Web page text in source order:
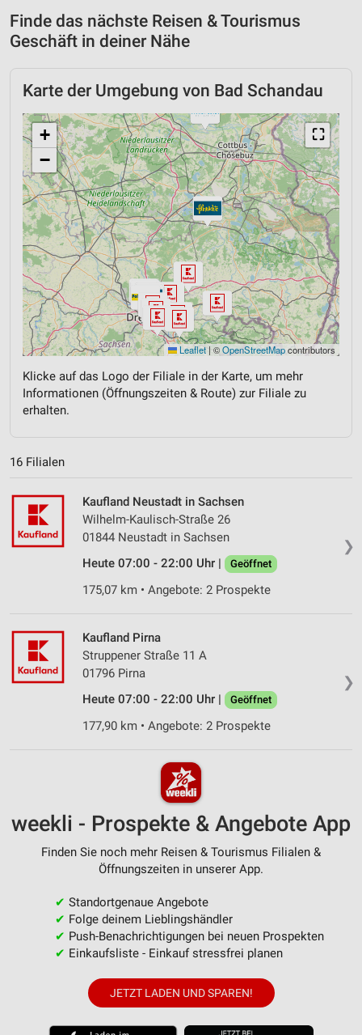
Finde das nächste Reisen & Tourismus
Geschäft in deiner Nähe
Karte der Umgebung von Bad Schandau
⛶
+
−
Leaflet |©OpenStreetMapcontributors
Klicke auf das Logo der Filiale in der Karte, um mehr
Informationen (Öffnungszeiten & Route) zur Filiale zu
erhalten.
16 Filialen
❯
Kaufland Neustadt in Sachsen
Wilhelm-Kaulisch-Straße 26
01844 Neustadt in Sachsen
Heute 07:00 - 22:00 Uhr |
Geöffnet
175,07 km • Angebote: 2 Prospekte
❯
Kaufland Pirna
Struppener Straße 11 A
01796 Pirna
Heute 07:00 - 22:00 Uhr |
Geöffnet
177,90 km • Angebote: 2 Prospekte
weekli - Prospekte & Angebote App
Finden Sie noch mehr Reisen & Tourismus Filialen &
Öffnungszeiten in unserer App.
✔ Standortgenaue Angebote
✔ Folge deinem Lieblingshändler
✔ Push-Benachrichtigungen bei neuen Prospekten
✔ Einkaufsliste - Einkauf stressfrei planen
JETZT LADEN UND SPAREN!